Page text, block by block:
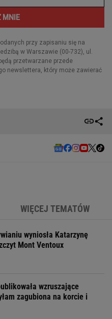
WIĘCEJ TEMATÓW
wyniosła Katarzynę
Mont Ventoux
wzruszające
zagubiona na korcie i